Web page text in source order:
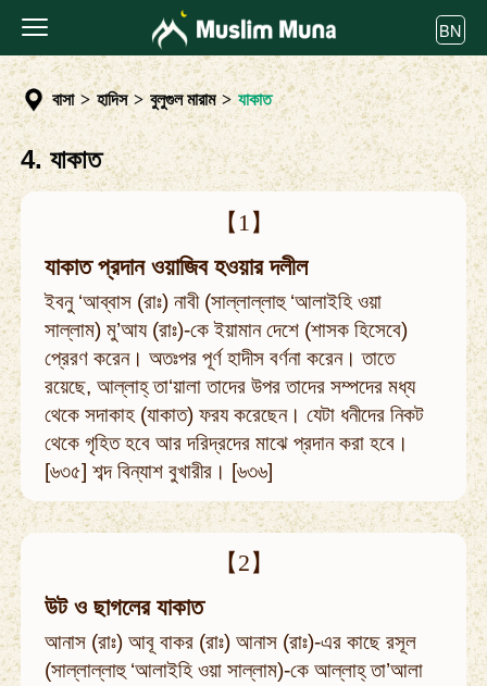
BN
বাসা > হাদিস > বুলুগুল মারাম > যাকাত
4. যাকাত
【1】
যাকাত প্রদান ওয়াজিব হওয়ার দলীল
ইবনু ‘আব্বাস (রাঃ) নাবী (সাল্লাল্লাহু ‘আলাইহি ওয়া
সাল্লাম) মু’আয (রাঃ)-কে ইয়ামান দেশে (শাসক হিসেবে)
প্রেরণ করেন। অতঃপর পূর্ণ হাদীস বর্ণনা করেন। তাতে
রয়েছে, আল্লাহ্‌ তা‘য়ালা তাদের উপর তাদের সম্পদের মধ্য
থেকে সদাকাহ (যাকাত) ফরয করেছেন। যেটা ধনীদের নিকট
থেকে গৃহিত হবে আর দরিদ্রদের মাঝে প্রদান করা হবে।
[৬৩৫] শব্দ বিন্যাশ বুখারীর। [৬৩৬]
【2】
উট ও ছাগলের যাকাত
আনাস (রাঃ) আবূ বাকর (রাঃ) আনাস (রাঃ)-এর কাছে রসূল
(সাল্লাল্লাহু ‘আলাইহি ওয়া সাল্লাম)-কে আল্লাহ্‌ তা’আলা